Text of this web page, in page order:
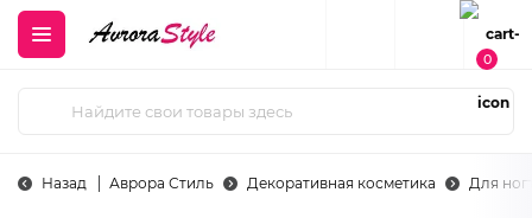
0
Назад Аврора Стиль Декоративная косметика Для